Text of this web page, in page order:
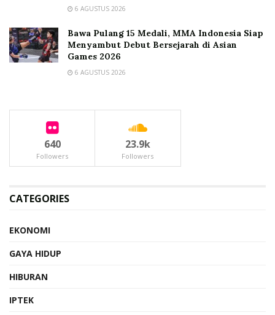
6 AGUSTUS 2026
Bawa Pulang 15 Medali, MMA Indonesia Siap
Menyambut Debut Bersejarah di Asian
Games 2026
6 AGUSTUS 2026
640
Followers
23.9k
Followers
CATEGORIES
EKONOMI
GAYA HIDUP
HIBURAN
IPTEK